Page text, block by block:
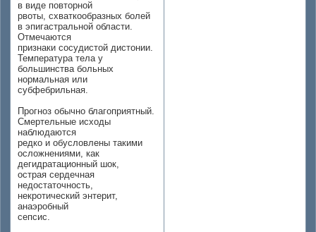
в виде повторной
рвоты, схваткообразных болей
в эпигастральной области.
Отмечаются
признаки сосудистой дистонии.
Температура тела у
большинства больных
нормальная или
субфебрильная.
Прогноз обычно благоприятный.
Смертельные исходы
наблюдаются
редко и обусловлены такими
осложнениями, как
дегидратационный шок,
острая сердечная
недостаточность,
некротический энтерит,
анаэробный
сепсис.